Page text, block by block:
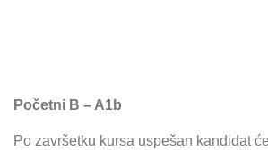
Početni B – A1b
Po završetku kursa uspešan kandidat